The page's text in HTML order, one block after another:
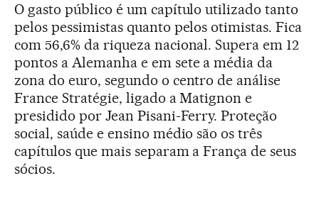
O gasto público é um capítulo utilizado tanto
pelos pessimistas quanto pelos otimistas. Fica
com 56,6% da riqueza nacional. Supera em 12
pontos a Alemanha e em sete a média da
zona do euro, segundo o centro de análise
France Stratégie, ligado a Matignon e
presidido por Jean Pisani-Ferry. Proteção
social, saúde e ensino médio são os três
capítulos que mais separam a França de seus
sócios.